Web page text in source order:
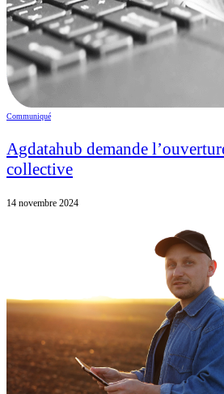
Communiqué
Agdatahub demande
collective
14 novembre 2024